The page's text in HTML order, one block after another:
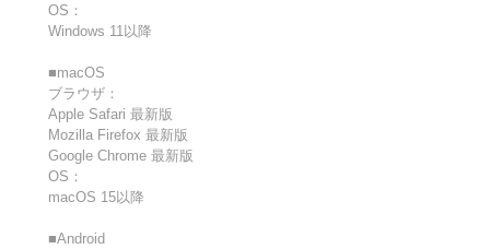
OS：
Windows 11以降
■macOS
ブラウザ：
Apple Safari 最新版
Mozilla Firefox 最新版
Google Chrome 最新版
OS：
macOS 15以降
■Android